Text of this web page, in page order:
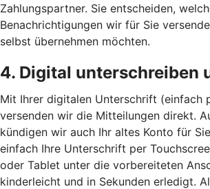
Zahlungspartner. Sie entscheiden,
Benachrichtigungen wir für Sie
selbst übernehmen möchten.
4. Digital unterschreiben
Mit Ihrer digitalen Unterschrift (einfach
versenden wir die Mitteilungen direkt.
kündigen wir auch Ihr altes Konto für
einfach Ihre Unterschrift per
oder Tablet unter die vorbereiteten
kinderleicht und in Sekunden erledigt.